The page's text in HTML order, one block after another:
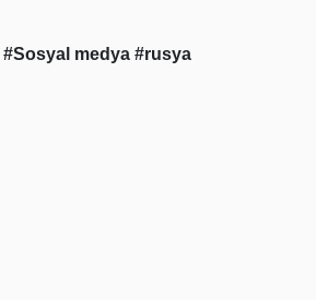
#Sosyal medya #rusya